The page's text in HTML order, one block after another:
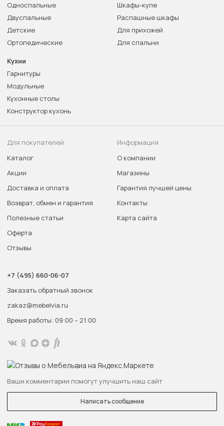
Односпальные
Двуспальные
Детские
Ортопедические
Шкафы-купе
Распашные шкафы
Для прихожей
Для спальни
Кухни
Гарнитуры
Модульные
Кухонные столы
Конструктор кухонь
Для покупателей
Каталог
Акции
Доставка и оплата
Возврат, обмен и гарантия
Полезные статьи
Оферта
Отзывы
Информация
О компании
Магазины
Гарантия лучшей цены
Контакты
Карта сайта
+7 (495) 660-06-07
Заказать обратный звонок
zakaz@mebelvia.ru
Время работы: 09:00 – 21:00
Ваши комментарии помогут улучшить наш сайт
Написать сообщение